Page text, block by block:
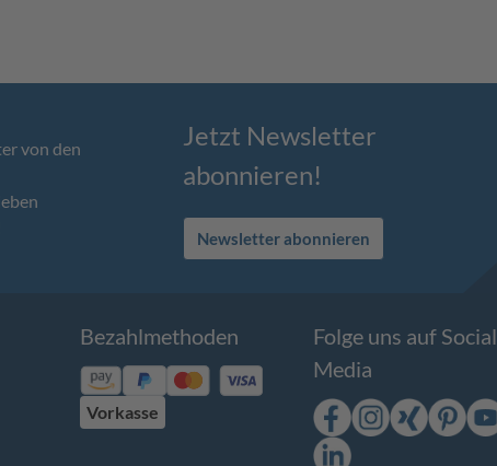
von den
Jetzt Newsletter
abonnieren!
Newsletter abonnieren
Bezahlmethoden
Vorkasse
Folge uns auf Social
Media